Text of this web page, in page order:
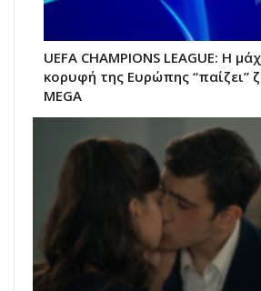
UEFA CHAMPIONS LEAGUE: Η
κορυφή της Ευρώπης “παίζει”
MEGA